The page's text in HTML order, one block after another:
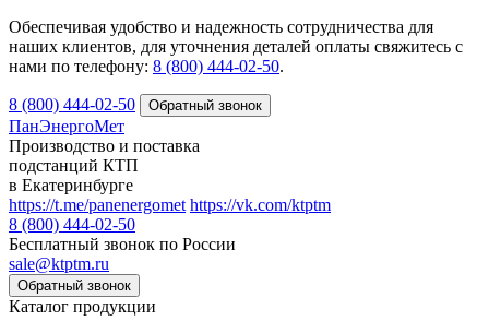
Обеспечивая удобство и надежность сотрудничества для
наших клиентов, для уточнения деталей оплаты свяжитесь с
нами по телефону: 8 (800) 444-02-50.
8 (800) 444-02-50
ПанЭнергоМет
Производство и поставка
подстанций КТП
в Екатеринбурге
https://t.me/panenergomet https://vk.com/ktptm
8 (800) 444-02-50
Бесплатный звонок по России
sale@ktptm.ru
Каталог продукции